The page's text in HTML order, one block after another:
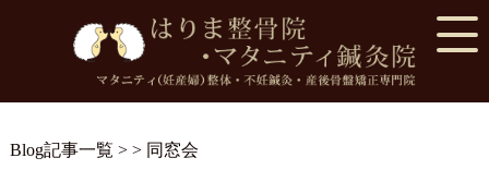
Blog記事一覧 > > 同窓会